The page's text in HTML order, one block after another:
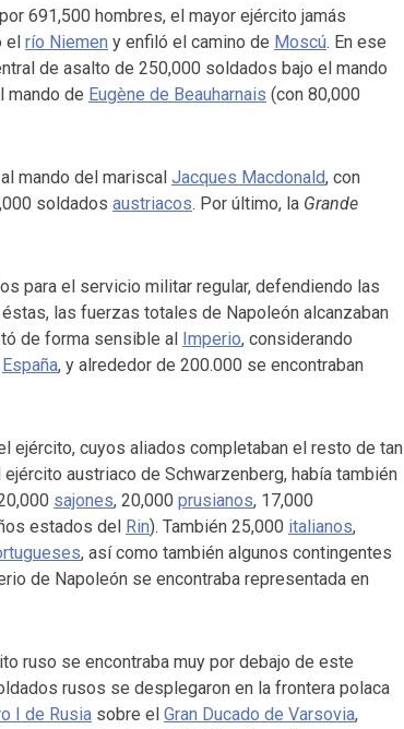
691,500 hombres, el mayor ejército jamás
el río Niemen y enfiló el camino de Moscú. En ese
de asalto de 250,000 soldados bajo el mando
mando de Eugène de Beauharnais (con 80,000
mando del mariscal Jacques Macdonald, con
soldados austriacos. Por último, la Grande
para el servicio militar regular, defendiendo las
éstas, las fuerzas totales de Napoleón alcanzaban
de forma sensible al Imperio, considerando
España, y alrededor de 200.000 se encontraban
ejército, cuyos aliados completaban el resto de tan
austriaco de Schwarzenberg, había también
sajones, 20,000 prusianos, 17,000
estados del Rin). También 25,000 italianos,
, así como también algunos contingentes
de Napoleón se encontraba representada en
ruso se encontraba muy por debajo de este
rusos se desplegaron en la frontera polaca
I de Rusia sobre el Gran Ducado de Varsovia,